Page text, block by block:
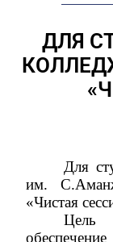
ДЛЯ
Для
им.
«Чистая
Цель